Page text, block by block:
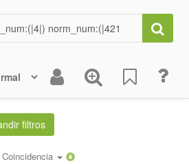
Coincidencia